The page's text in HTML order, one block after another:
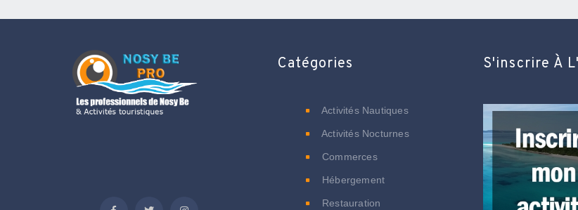
Catégories
Activités Nautiques
Activités Nocturnes
Commerces
Hébergement
Restauration
S'inscrire À